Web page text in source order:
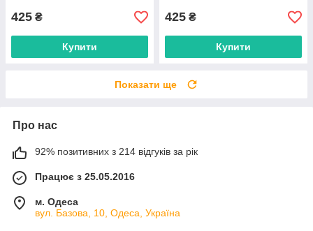
425 ₴
Купити
425 ₴
Купити
Показати ще
Про нас
92% позитивних з 214 відгуків за рік
Працює з 25.05.2016
м. Одеса
вул. Базова, 10, Одеса, Україна